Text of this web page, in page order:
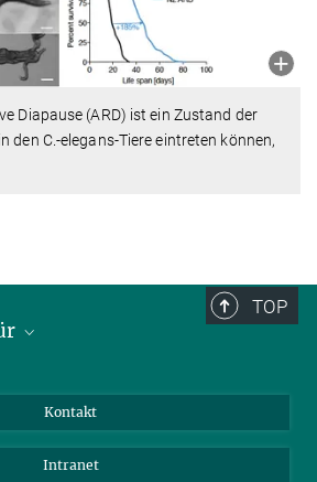
Diapause (ARD) ist ein Zustand der
den C.-elegans-Tiere eintreten können,
TOP
Kontakt
Intranet